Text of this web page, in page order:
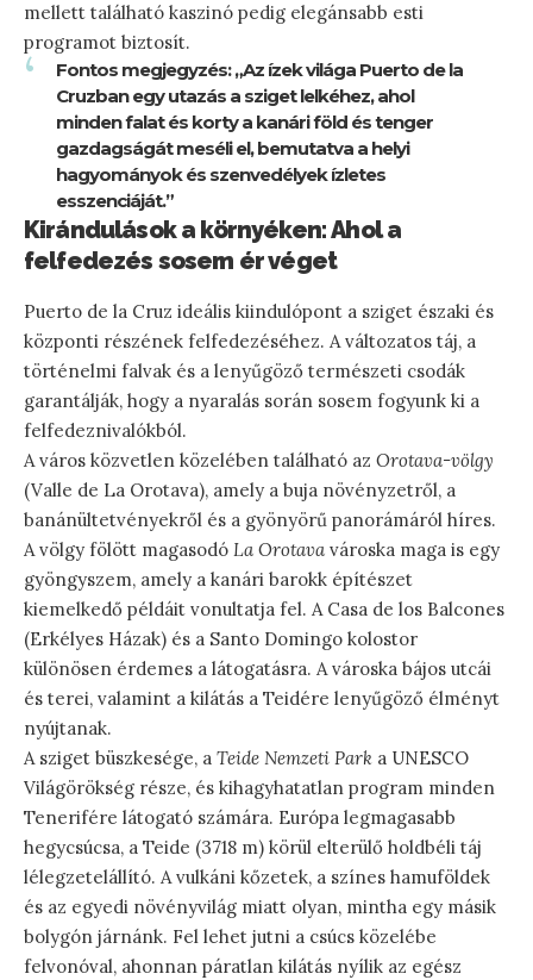
mellett található kaszinó pedig elegánsabb esti
programot biztosít.
Fontos megjegyzés: „Az ízek világa Puerto de la
Cruzban egy utazás a sziget lelkéhez, ahol
minden falat és korty a kanári föld és tenger
gazdagságát meséli el, bemutatva a helyi
hagyományok és szenvedélyek ízletes
esszenciáját.”
Kirándulások a környéken: Ahol a
felfedezés sosem ér véget
Puerto de la Cruz ideális kiindulópont a sziget északi és
központi részének felfedezéséhez. A változatos táj, a
történelmi falvak és a lenyűgöző természeti csodák
garantálják, hogy a nyaralás során sosem fogyunk ki a
felfedeznivalókból.
A város közvetlen közelében található az Orotava-völgy
(Valle de La Orotava), amely a buja növényzetről, a
banánültetvényekről és a gyönyörű panorámáról híres.
A völgy fölött magasodó La Orotava városka maga is egy
gyöngyszem, amely a kanári barokk építészet
kiemelkedő példáit vonultatja fel. A Casa de los Balcones
(Erkélyes Házak) és a Santo Domingo kolostor
különösen érdemes a látogatásra. A városka bájos utcái
és terei, valamint a kilátás a Teidére lenyűgöző élményt
nyújtanak.
A sziget büszkesége, a Teide Nemzeti Park a UNESCO
Világörökség része, és kihagyhatatlan program minden
Tenerifére látogató számára. Európa legmagasabb
hegycsúcsa, a Teide (3718 m) körül elterülő holdbéli táj
lélegzetelállító. A vulkáni kőzetek, a színes hamuföldek
és az egyedi növényvilág miatt olyan, mintha egy másik
bolygón járnánk. Fel lehet jutni a csúcs közelébe
felvonóval, ahonnan páratlan kilátás nyílik az egész